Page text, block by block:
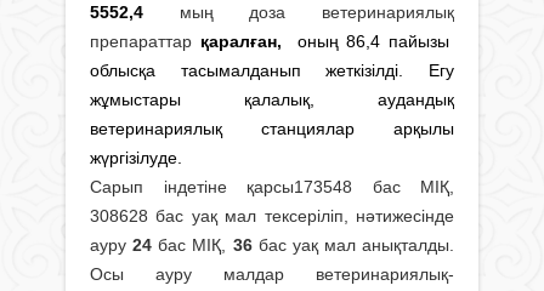
5552,4 мың доза ветеринариялық
препараттар қаралған, оның 86,4 пайызы
облысқа тасымалданып жеткізілді. Егу
жұмыстары қалалық, аудандық
ветеринариялық станциялар арқылы
жүргізілуде.
Сарып індетіне қарсы173548 бас МІҚ,
308628 бас уақ мал тексеріліп, нәтижесінде
ауру24 бас МІҚ, 36 бас уақ мал анықталды.
Осы ауру малдар ветеринариялық-